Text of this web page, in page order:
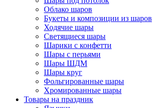
Облако шаров
Букеты и композиции из шаров
Ходячие шары
Светящиеся шары
Шарики с конфетти
Шары с перьями
Шары ШДМ
Шары круг
Фольгированные шары
Хромированные шары
Товары на праздник